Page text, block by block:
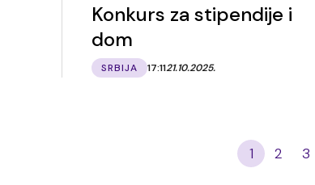
Konkurs za stipendije i
dom
SRBIJA 17:1121.10.2025.
1 2 3